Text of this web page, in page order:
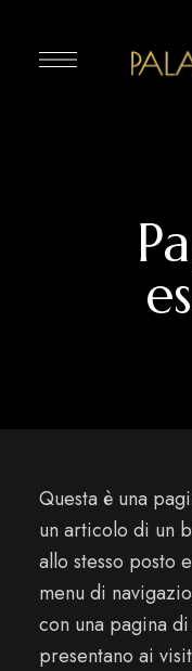
Questa è una
un articolo di un
allo stesso posto
menu di
con una pagina
presentano ai